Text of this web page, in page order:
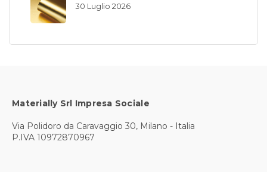
30 Luglio 2026
Materially Srl Impresa Sociale
Via Polidoro da Caravaggio 30, Milano - Italia
P.IVA 10972870967